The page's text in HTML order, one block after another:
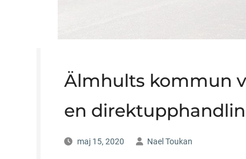
Älmhults kommun
en
maj 15, 2020 Nael Toukan